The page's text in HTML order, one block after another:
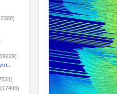
(17496)